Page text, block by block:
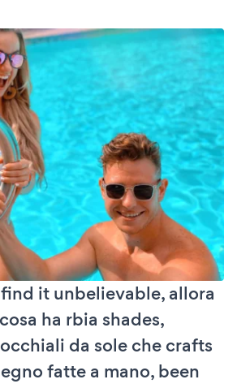
it unbelievable, allora
ha rbia shades,
da sole che crafts
fatte a mano, been